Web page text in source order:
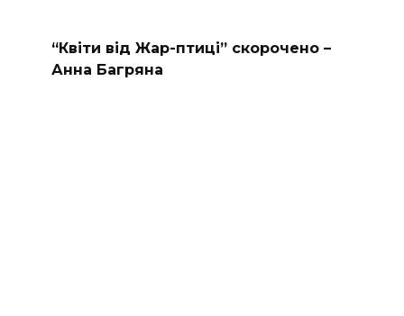
“Квіти від Жар-птиці” скорочено –
Анна Багряна